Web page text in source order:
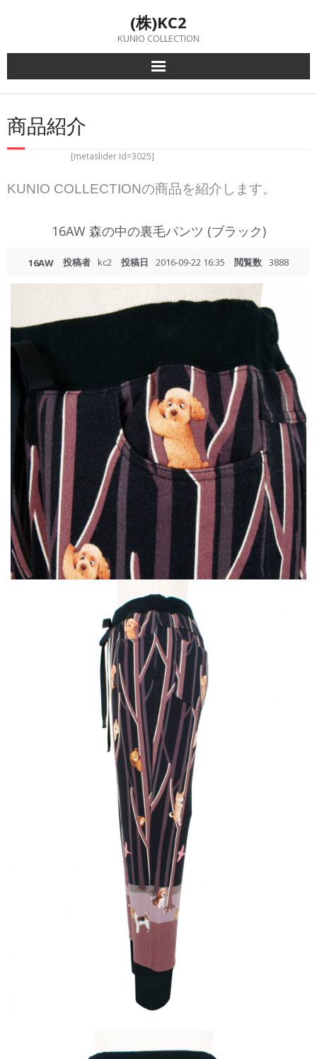
(株)KC2
KUNIO COLLECTION
商品紹介
[metaslider id=3025]
KUNIO COLLECTIONの商品を紹介します。
16AW 森の中の裏毛パンツ (ブラック)
16AW 投稿者 kc2 投稿日 2016-09-22 16:35 閲覧数 3888